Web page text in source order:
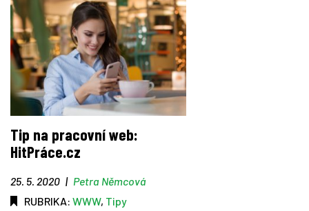
Tip na pracovní web:
HitPráce.cz
25. 5. 2020 | Petra Němcová
RUBRIKA: WWW, Tipy